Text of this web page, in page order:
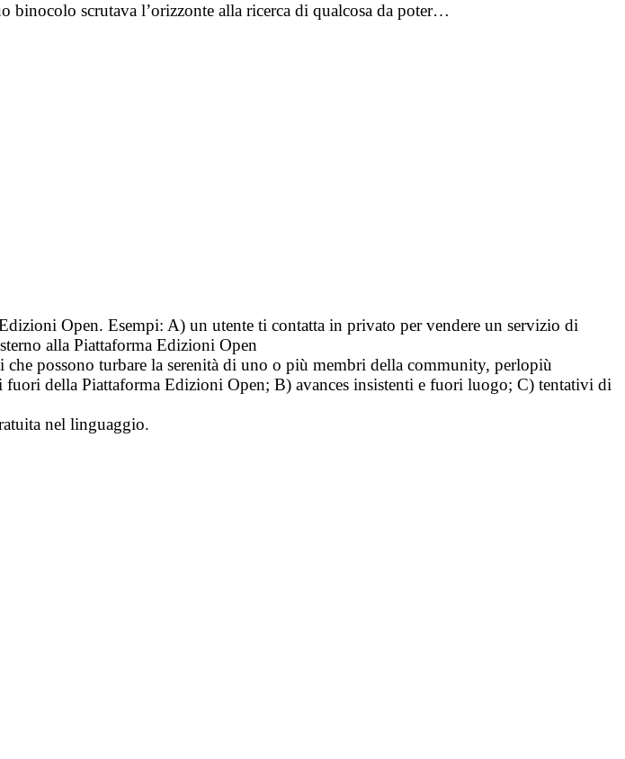
binocolo scrutava l’orizzonte alla ricerca di qualcosa da poter…
Open. Esempi: A) un utente ti contatta in privato per vendere un servizio di
alla Piattaforma Edizioni Open
possono turbare la serenità di uno o più membri della community, perlopiù
della Piattaforma Edizioni Open; B) avances insistenti e fuori luogo; C) tentativi di
nel linguaggio.